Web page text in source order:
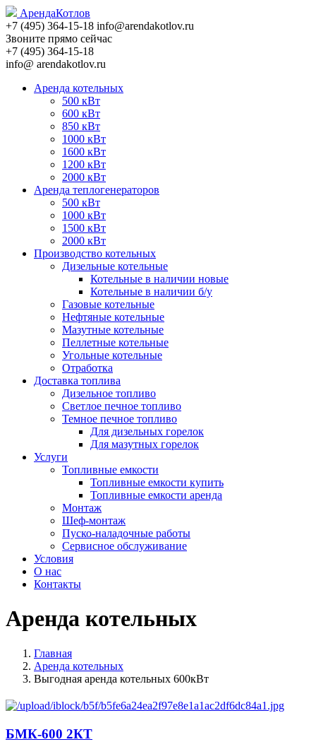
АрендаКотлов
+7 (495) 364-15-18 info@arendakotlov.ru
Звоните прямо сейчас
+7 (495) 364-15-18
info@ arendakotlov.ru
Аренда котельных
500 кВт
600 кВт
850 кВт
1000 кВт
1600 кВт
1200 кВт
2000 кВт
Аренда теплогенераторов
500 кВт
1000 кВт
1500 кВт
2000 кВт
Производство котельных
Дизельные котельные
Котельные в наличии новые
Котельные в наличии б/у
Газовые котельные
Нефтяные котельные
Мазутные котельные
Пеллетные котельные
Угольные котельные
Отработка
Доставка топлива
Дизельное топливо
Светлое печное топливо
Темное печное топливо
Для дизельных горелок
Для мазутных горелок
Услуги
Топливные емкости
Топливные емкости купить
Топливные емкости аренда
Монтаж
Шеф-монтаж
Пуско-наладочные работы
Сервисное обслуживание
Условия
О нас
Контакты
Аренда котельных
Главная
Аренда котельных
Выгодная аренда котельных 600кВт
БМК-600 2КТ